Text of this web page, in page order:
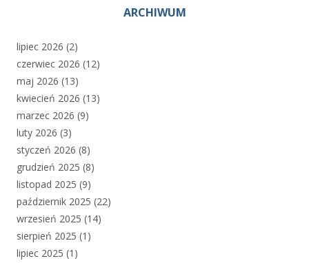
ARCHIWUM
lipiec 2026 (2)
czerwiec 2026 (12)
maj 2026 (13)
kwiecień 2026 (13)
marzec 2026 (9)
luty 2026 (3)
styczeń 2026 (8)
grudzień 2025 (8)
listopad 2025 (9)
październik 2025 (22)
wrzesień 2025 (14)
sierpień 2025 (1)
lipiec 2025 (1)